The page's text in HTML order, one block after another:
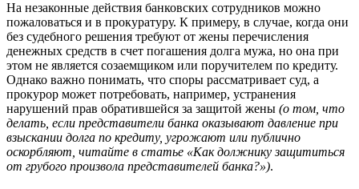
На незаконные действия банковских сотрудников можно
пожаловаться и в прокуратуру. К примеру, в случае, когда они
без судебного решения требуют от жены перечисления
денежных средств в счет погашения долга мужа, но она при
этом не является созаемщиком или поручителем по кредиту.
Однако важно понимать, что споры рассматривает суд, а
прокурор может потребовать, например, устранения
нарушений прав обратившейся за защитой жены (о том, что
делать, если представители банка оказывают давление при
взыскании долга по кредиту, угрожают или публично
оскорбляют, читайте в статье «Как должнику защититься
от грубого произвола представителей банка?»).